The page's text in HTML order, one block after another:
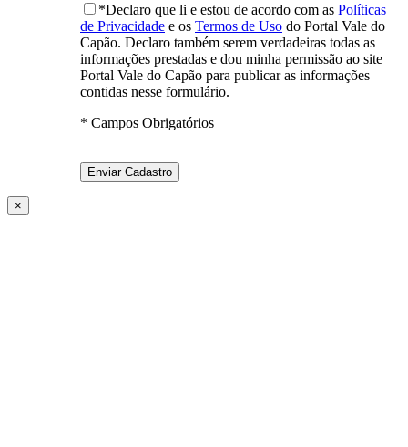
*Declaro que li e estou de acordo com as Políticas
de Privacidade e os Termos de Uso do Portal Vale do
Capão. Declaro também serem verdadeiras todas as
informações prestadas e dou minha permissão ao site
Portal Vale do Capão para publicar as informações
contidas nesse formulário.
* Campos Obrigatórios
×